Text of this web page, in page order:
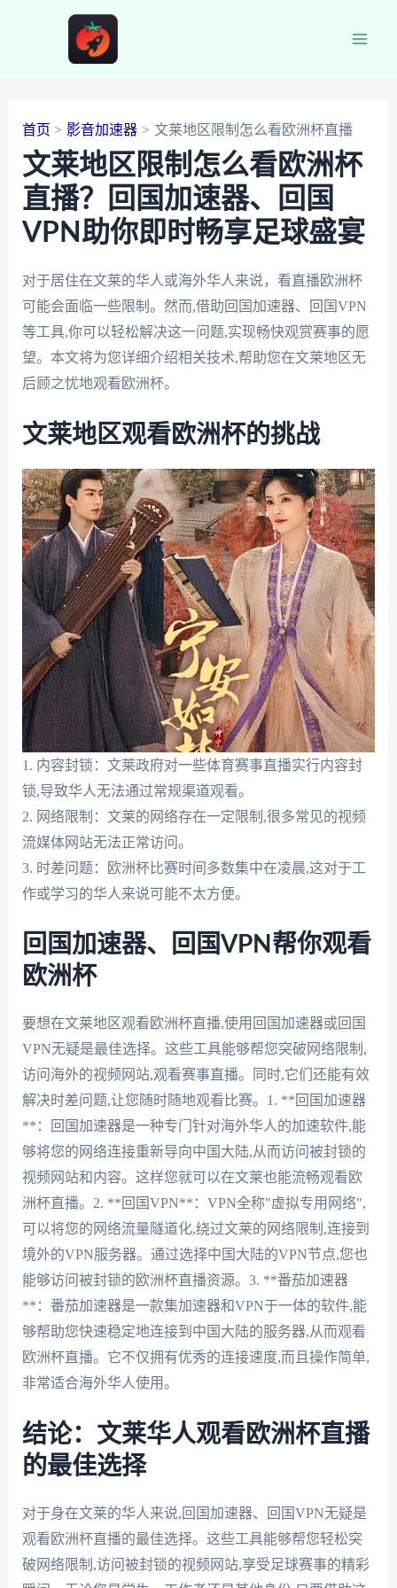
首页 影音加速器 文莱地区限制怎么看欧洲杯直播
文莱地区限制怎么看欧洲杯
直播？回国加速器、回国
VPN助你即时畅享足球盛宴
对于居住在文莱的华人或海外华人来说，看直播欧洲杯
可能会面临一些限制。然而,借助回国加速器、回国VPN
等工具,你可以轻松解决这一问题,实现畅快观赏赛事的愿
望。本文将为您详细介绍相关技术,帮助您在文莱地区无
后顾之忧地观看欧洲杯。
文莱地区观看欧洲杯的挑战
1. 内容封锁：文莱政府对一些体育赛事直播实行内容封
锁,导致华人无法通过常规渠道观看。
2. 网络限制：文莱的网络存在一定限制,很多常见的视频
流媒体网站无法正常访问。
3. 时差问题：欧洲杯比赛时间多数集中在凌晨,这对于工
作或学习的华人来说可能不太方便。
回国加速器、回国VPN帮你观看
欧洲杯
要想在文莱地区观看欧洲杯直播,使用回国加速器或回国
VPN无疑是最佳选择。这些工具能够帮您突破网络限制,
访问海外的视频网站,观看赛事直播。同时,它们还能有效
解决时差问题,让您随时随地观看比赛。1. **回国加速器
**：回国加速器是一种专门针对海外华人的加速软件,能
够将您的网络连接重新导向中国大陆,从而访问被封锁的
视频网站和内容。这样您就可以在文莱也能流畅观看欧
洲杯直播。2. **回国VPN**：VPN全称"虚拟专用网络",
可以将您的网络流量隧道化,绕过文莱的网络限制,连接到
境外的VPN服务器。通过选择中国大陆的VPN节点,您也
能够访问被封锁的欧洲杯直播资源。3. **番茄加速器
**：番茄加速器是一款集加速器和VPN于一体的软件,能
够帮助您快速稳定地连接到中国大陆的服务器,从而观看
欧洲杯直播。它不仅拥有优秀的连接速度,而且操作简单,
非常适合海外华人使用。
结论：文莱华人观看欧洲杯直播
的最佳选择
对于身在文莱的华人来说,回国加速器、回国VPN无疑是
观看欧洲杯直播的最佳选择。这些工具能够帮您轻松突
破网络限制,访问被封锁的视频网站,享受足球赛事的精彩